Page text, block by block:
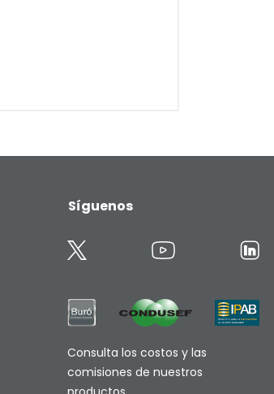
Síguenos
Consulta los costos y las
comisiones de nuestros